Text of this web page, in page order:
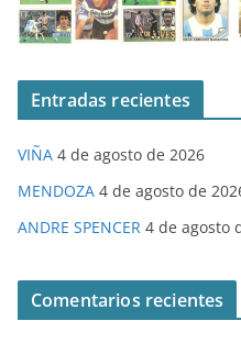
Entradas recientes
VIÑA 4 de agosto de 2026
MENDOZA 4 de agosto de
ANDRE SPENCER 4 de agosto
Comentarios recientes